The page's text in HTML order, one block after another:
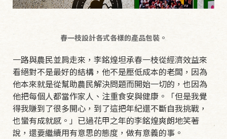
春一枝設計各式各樣的產品包裝。
一路與農民並肩走來，李銘煌坦承春一枝從經濟效益來
看絕對不是最好的結構，他不是壓低成本的老闆，因為
他本來就是從幫助農民解決問題而開始一切的，也因為
他把每個人都當作家人、注重食安與健康。「但是我覺
得我賺到了很多開心，到了這把年紀還不斷自我挑戰，
也蠻有成就感。」已過花甲之年的李銘煌爽朗地笑著
說，還要繼續用有意思的態度，做有意義的事。